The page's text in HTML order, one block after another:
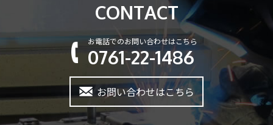
CONTACT
お電話でのお問い合わせはこちら
0761-22-1486
お問い合わせはこちら